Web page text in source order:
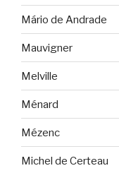
Mário de Andrade
Mauvigner
Melville
Ménard
Mézenc
Michel de Certeau